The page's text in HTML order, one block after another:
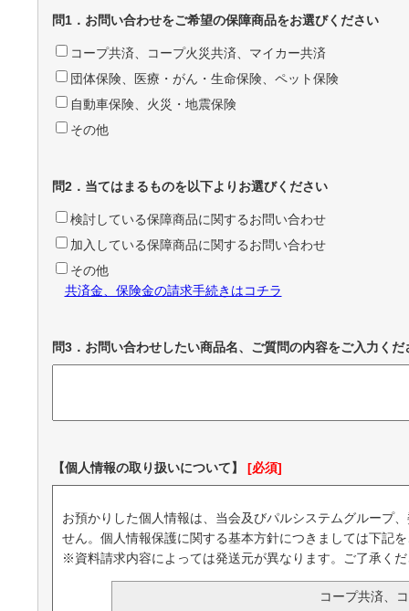
問1．お問い合わせをご希望の保障商品をお選びください
コープ共済、コープ火災共済、マイカー共済
団体保険、医療・がん・生命保険、ペット保険
自動車保険、火災・地震保険
その他
問2．当てはまるものを以下よりお選びください
検討している保障商品に関するお問い合わせ
加入している保障商品に関するお問い合わせ
その他
共済金、保険金の請求手続きはコチラ
問3．お問い合わせしたい商品名、ご質問の内容をご入力くだ
【個人情報の取り扱いについて】 [必須]
お預かりした個人情報は、当会及びパルシステムグループ
せん。個人情報保護に関する基本方針につきましては下記を
※資料請求内容によっては発送元が異なります。ご了承くだ
コープ共済、